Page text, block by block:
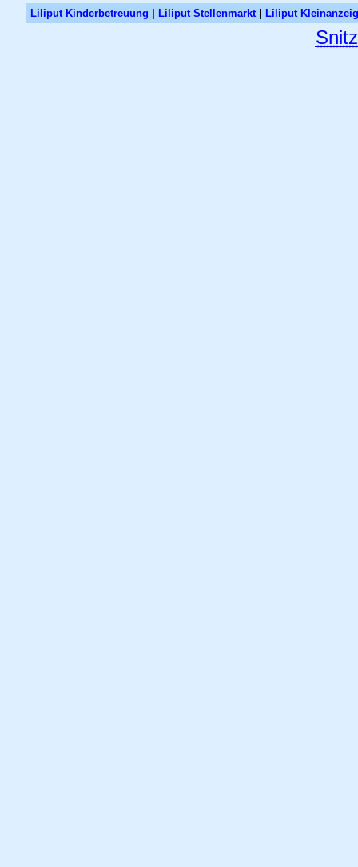
Liliput Kinderbetreuung Liliput Stellenmarkt| Liliput